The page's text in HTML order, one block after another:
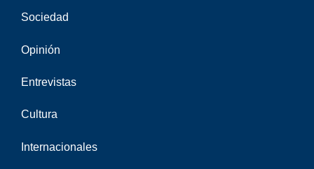
Sociedad
Opinión
Entrevistas
Cultura
Internacionales